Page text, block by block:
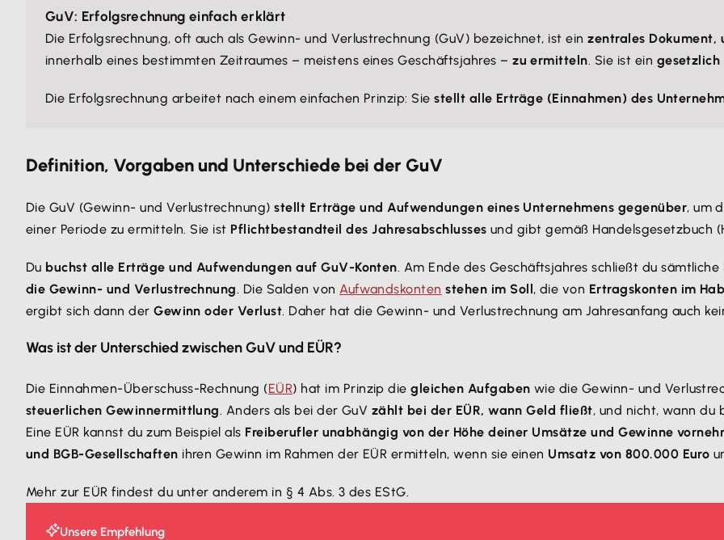
GuV: Erfolgsrechnung einfach erklärt
Die Erfolgsrechnung, oft auch als Gewinn- und Verlustrechnung (GuV) bezeichnet, ist einzentrales Dokument,
innerhalb eines bestimmten Zeitraumes – meistens eines Geschäftsjahres –zu ermitteln. Sie ist ein gesetzlich
Die Erfolgsrechnung arbeitet nach einem einfachen Prinzip: Siestellt alle Erträge (Einnahmen) des
Definition, Vorgaben und Unterschiede bei der GuV
Die GuV (Gewinn- und Verlustrechnung)stellt Erträge und Aufwendungen eines Unternehmens gegenüber, um
einer Periode zu ermitteln. Sie ist Pflichtbestandteil des Jahresabschlusses und gibt gemäß Handelsgesetzbuch
Du buchst alle Erträge und Aufwendungen auf GuV-Konten. Am Ende des Geschäftsjahres schließt du
die Gewinn- und Verlustrechnung. Die Salden vonAufwandskonten stehen im Soll, die von Ertragskonten im
ergibt sich dann derGewinn oder Verlust. Daher hat die Gewinn- und Verlustrechnung am Jahresanfang auch
Was ist der Unterschied zwischen GuV und EÜR?
Die Einnahmen-Überschuss-Rechnung (EÜR) hat im Prinzip diegleichen Aufgaben wie die Gewinn- und
steuerlichen Gewinnermittlung. Anders als bei der GuV zählt bei der EÜR, wann Geld fließt, und nicht, wann du
Eine EÜR kannst du zum Beispiel als Freiberufler unabhängig von der Höhe deiner Umsätze und Gewinne
und BGB-Gesellschaften ihren Gewinn im Rahmen der EÜR ermitteln, wenn sie einen Umsatz von 800.000 Euro
Mehr zur EÜR findest du unter anderem in § 4 Abs. 3 des EStG.
Unsere Empfehlung